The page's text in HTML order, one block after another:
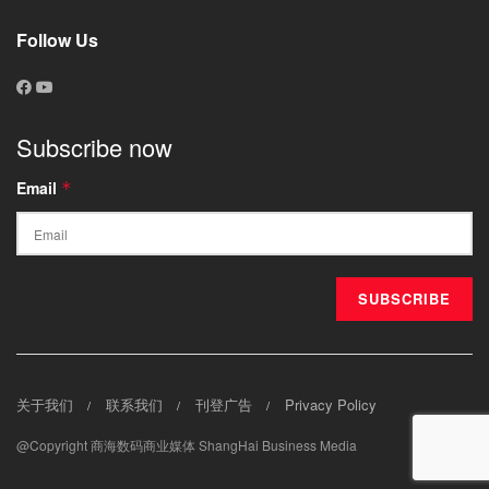
Follow Us
Subscribe now
Email *
关于我们 联系我们 刊登广告 Privacy Policy
@Copyright 商海数码商业媒体 ShangHai Business Media